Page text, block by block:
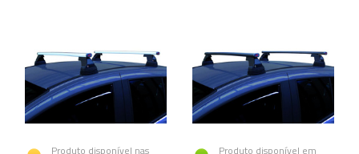
Produto disponível nas Produto disponível em